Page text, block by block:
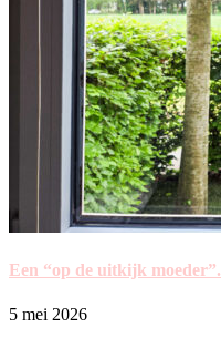
Een “op de uitkijk moeder”.
5 mei 2026